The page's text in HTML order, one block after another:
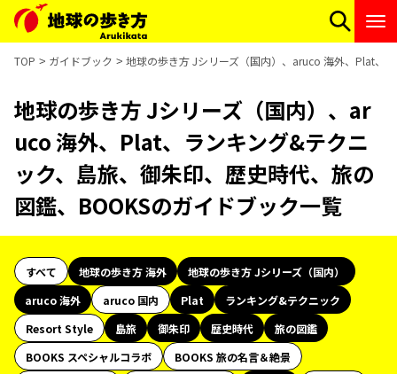
TOP ガイドブック 地球の歩き方 Jシリーズ（国内）、aruco 海外、Plat、
地球の歩き方 Jシリーズ（国内）、ar
uco 海外、Plat、ランキング&テクニ
ック、島旅、御朱印、歴史時代、旅の
図鑑、BOOKSのガイドブック一覧
すべて 地球の歩き方 海外
地球の歩き方 Jシリーズ（国内）
aruco 海外
aruco 国内 Plat
ランキング&テクニック
Resort Style
島旅 御朱印 歴史時代
旅の図鑑
BOOKS スペシャルコラボ
BOOKS 旅の名言＆絶景